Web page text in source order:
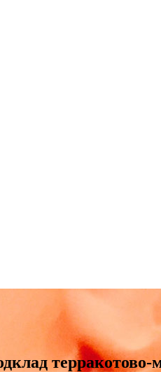
терракотово-